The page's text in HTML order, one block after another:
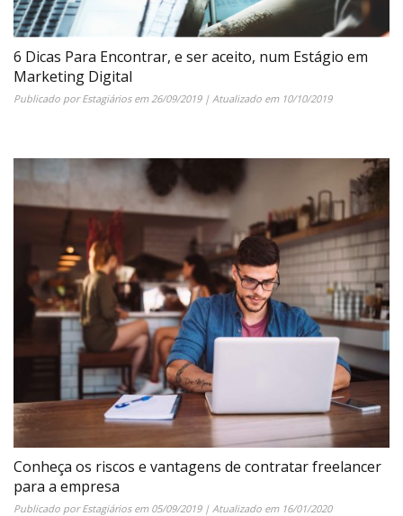
6 Dicas Para Encontrar, e ser aceito, num Estágio em
Marketing Digital
Publicado porEstagiáriosem26/09/2019| Atualizado em 10/10/2019
Conheça os riscos e vantagens de contratar freelancer
para a empresa
Publicado porEstagiáriosem 05/09/2019| Atualizado em 16/01/2020